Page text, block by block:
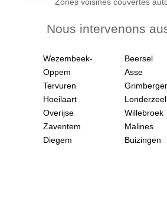
Nous intervenons
Wezembeek-
Oppem
Tervuren
Hoeilaart
Overijse
Zaventem
Diegem
Beersel
Asse
Londerzeel
Willebroek
Malines
Buizingen